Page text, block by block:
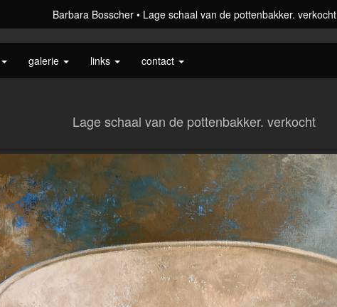
Barbara Bosscher Lage schaal van de pottenbakker. verkocht
galerie links contact
Lage schaal van de pottenbakker. verkocht